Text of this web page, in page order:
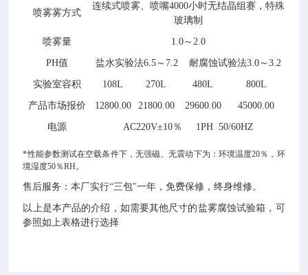
喷雾雾方式
连续式喷雾、喷嘴4000小时无结晶组赛，特殊
玻璃制
喷雾量 1.0～2.0
PH值 盐水实验法6.5～7.2 耐腐蚀试验法3.0～3.2
实验室容积 108L 270L 480L 800L
产品市场报价 12800.00 21800.00 29600.00 45000.00
电源 AC220V±10％ 1PH 50/60HZ
*性能参数测试在空载条件下，无强磁、无震动下为：环境温度20％，环
境湿度50％RH。
售后服务：本厂实行“三包"一年，免费保修，终身维修。
以上是本产品的介绍，如需要其他尺寸的盐雾腐蚀试验箱，可
参照如上表格进行选择